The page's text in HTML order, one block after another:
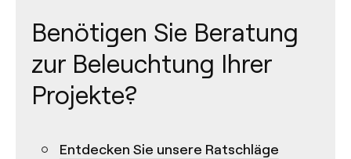
Benötigen Sie Beratung
zur Beleuchtung Ihrer
Projekte?
Entdecken Sie unsere Ratschläge
Kontakt